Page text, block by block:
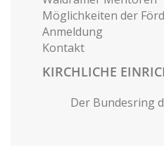
Möglichkeiten der
Anmeldung
Kontakt
KIRCHLICHE
Der Bundesring